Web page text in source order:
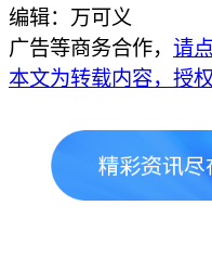
编辑：万可义
广告等商务合作， 请
本文为转载内容，授